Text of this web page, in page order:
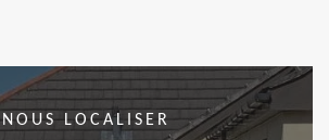
NOUS LOCALISER